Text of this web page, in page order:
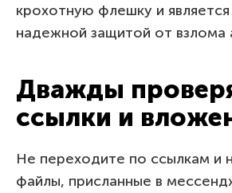
крохотную флешку и
надежной защитой от взлома
Дважды
ссылки и
Не переходите по ссылкам и
файлы, присланные в